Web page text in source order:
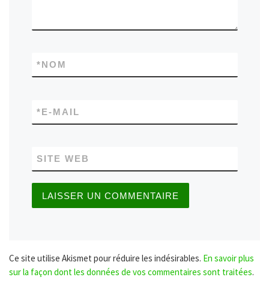
NOM
*
E-MAIL
*
SITE WEB
Ce site utilise Akismet pour réduire les indésirables. En savoir plus
sur la façon dont les données de vos commentaires sont traitées.